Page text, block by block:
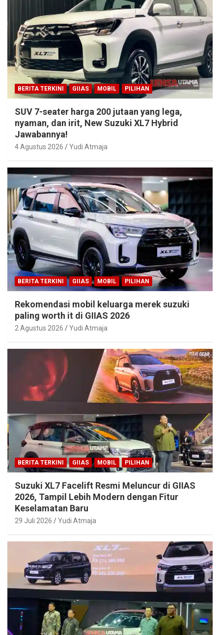
BERITA TERKINI GIIAS MOBIL PILIHAN
SUV 7-seater harga 200 jutaan yang lega,
nyaman, dan irit, New Suzuki XL7 Hybrid
Jawabannya!
4 Agustus 2026 Yudi Atmaja
BERITA TERKINI GIIAS MOBIL PILIHAN
Rekomendasi mobil keluarga merek suzuki
paling worth it di GIIAS 2026
2 Agustus 2026 Yudi Atmaja
BERITA TERKINI GIIAS MOBIL PILIHAN
Suzuki XL7 Facelift Resmi Meluncur di GIIAS
2026, Tampil Lebih Modern dengan Fitur
Keselamatan Baru
29 Juli 2026 Yudi Atmaja